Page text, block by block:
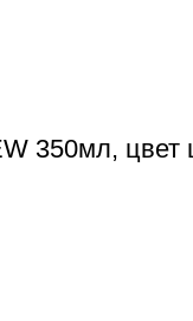
350мл,